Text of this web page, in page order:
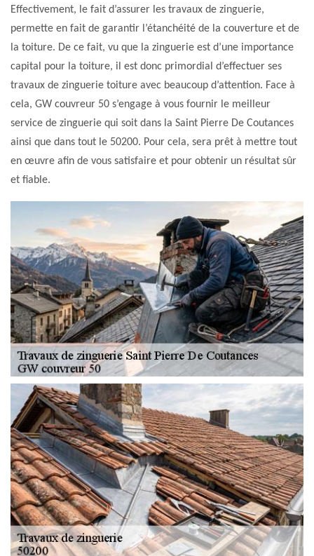
Effectivement, le fait d’assurer les travaux de zinguerie,
permette en fait de garantir l’étanchéité de la couverture et de
la toiture. De ce fait, vu que la zinguerie est d’une importance
capital pour la toiture, il est donc primordial d’effectuer ses
travaux de zinguerie toiture avec beaucoup d’attention. Face à
cela, GW couvreur 50 s’engage à vous fournir le meilleur
service de zinguerie qui soit dans la Saint Pierre De Coutances
ainsi que dans tout le 50200. Pour cela, sera prêt à mettre tout
en œuvre afin de vous satisfaire et pour obtenir un résultat sûr
et fiable.